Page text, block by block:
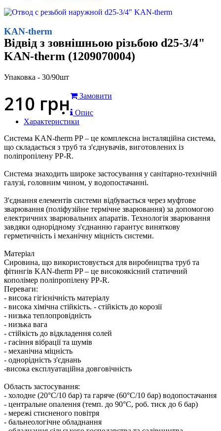
KAN-therm
Відвід з зовнішньою різьбою d25-3/4"
KAN-therm (1209070004)
Упаковка - 30/90шт
210 грн
Замовити
Опис
Характеристики
Система KAN-therm PP – це комплексна інсталяційна система,
що складається з труб та з'єднувачів, виготовлених із
поліпропілену PP-R.
Система знаходить широке застосування у санітарно-технічній
галузі, головним чином, у водопостачанні.
З'єднання елементів системи відбувається через муфтове
зварювання (поліфузійне термічне зварювання) за допомогою
електричних зварювальних апаратів. Технологія зварювання
завдяки однорідному з'єднанню гарантує виняткову
герметичність і механічну міцність системи.
Матеріал
Сировина, що використовується для виробництва труб та
фітингів KAN-therm PP – це високоякісний статичний
кополімер поліпропілену PP-R.
Переваги: ​​
- висока гігієнічність матеріалу
- висока хімічна стійкість. - стійкість до корозії
- низька теплопровідність
- низька вага
- стійкість до відкладення солей
- гасіння вібрації та шумів
- механічна міцність
- однорідність з'єднань
-висока експлуатаційна довговічність
Область застосування:
- холодне (20°C/10 бар) та гаряче (60°C/10 бар) водопостачання
- центральне опалення (темп. до 90°C, роб. тиск до 6 бар)
- мережі стисненого повітря
- бальнеологічне обладнання